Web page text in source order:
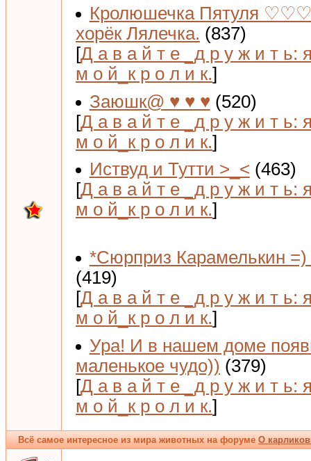
Кролюшечка Пятуля
хорёк Лялечка. (837)
[Д а в а й т е _д р у ж и т ь:
м о й_к р о л и к.]
Заюшк@ ♥ ♥ ♥ (520)
[Д а в а й т е _д р у ж и т ь:
м о й_к р о л и к.]
Иствуд и Тутти >_< (463)
[Д а в а й т е _д р у ж и т ь:
м о й_к р о л и к.]
*Сюрприз Карамелькин =)
(419)
[Д а в а й т е _д р у ж и т ь:
м о й_к р о л и к.]
Ура! И в нашем доме
маленькое чудо)) (379)
[Д а в а й т е _д р у ж и т ь:
м о й_к р о л и к.]
Всё самое интересное из мира животных на форумеО